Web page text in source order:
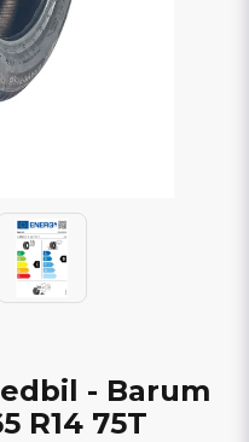
- Barum
R14 75T